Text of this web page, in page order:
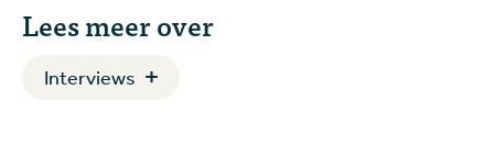
Lees meer over
Interviews